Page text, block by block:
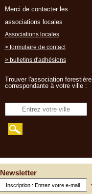
Merci de contacter les
associations locales
Associations locales
> formulaire de contact
> bulletins d'adhésions
Trouver l'association forestière
correspondante à votre ville :
Newsletter